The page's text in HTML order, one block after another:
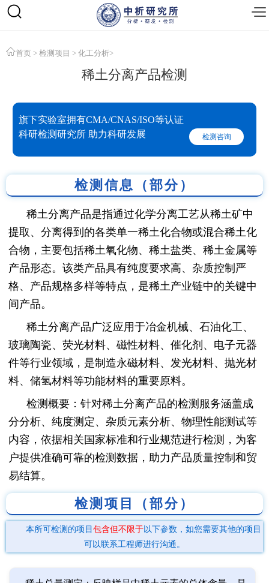
首页 > 检测项目 > 化工分析>
稀土分离产品检测
旗下实验室拥有CMA/CNAS/ISO等认证
科研检测研究所 助力科研发展
检测咨询
检测信息（部分）
稀土分离产品是指通过化学分离工艺从稀土矿中
提取、分离得到的各类单一稀土化合物或混合稀土化
合物，主要包括稀土氧化物、稀土盐类、稀土金属等
产品形态。该类产品具有纯度要求高、杂质控制严
格、产品规格多样等特点，是稀土产业链中的关键中
间产品。
稀土分离产品广泛应用于冶金机械、石油化工、
玻璃陶瓷、荧光材料、磁性材料、催化剂、电子元器
件等行业领域，是制造永磁材料、发光材料、抛光材
料、储氢材料等功能材料的重要原料。
检测概要：针对稀土分离产品的检测服务涵盖成
分分析、纯度测定、杂质元素分析、物理性能测试等
内容，依据相关国家标准和行业规范进行检测，为客
户提供准确可靠的检测数据，助力产品质量控制和贸
易结算。
检测项目（部分）
本所可检测的项目 包含但不限于以下参数，如您需要其他的项目
可以联系工程师进行沟通。